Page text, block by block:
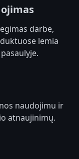
darbe,
lemia
naudojimu ir
atnaujinimų.